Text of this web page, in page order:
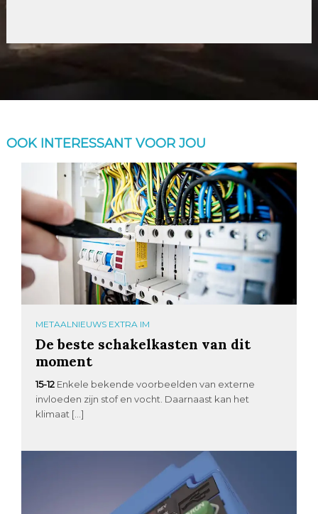
OOK INTERESSANT VOOR JOU
METAALNIEUWS EXTRA IM
De beste schakelkasten van dit
moment
15-12 Enkele bekende voorbeelden van externe
invloeden zijn stof en vocht. Daarnaast kan het
klimaat […]